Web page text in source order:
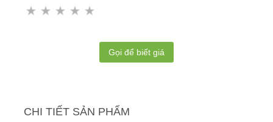
Gọi để biết giá
CHI TIẾT SẢN PHẨM